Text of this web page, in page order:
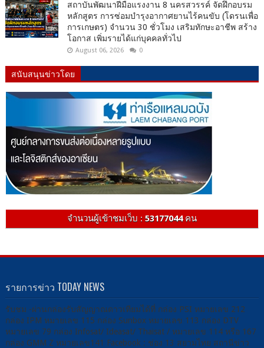
สถาบันพัฒนาฝีมือแรงงาน 8 นครสวรรค์ จัดฝึกอบรม
หลักสูตร การซ่อมบำรุงอากาศยานไร้คนขับ (โดรนเพื่อ
การเกษตร) จำนวน 30 ชั่วโมง เสริมทักษะอาชีพ สร้าง
โอกาส เพิ่มรายได้แก่บุคคลทั่วไป
August 06, 2026 0
สนับสนุนข่าวโดย
จำนวนผู้เข้าชมเว็บ : 53177044คน
รายการข่าว TODAY NEWS
รับชม -ผ่านกล่องรับสัญญาณดาวเทียมได้ที่ กล่อง PSI หมายเลข 212
กล่อง IPM หมายเลข 115 กล่อง Sunbox หมายเลข 113 กล่อง DTV
หมายเลข 79 กล่อง Infosat/ Ideasat/ Thaisat / หมายเลข 114 หรือ 167
กล่อง GMM Z หมายเลข141 Facebook : ช่อง 13 สยามไทย สถานีข่าว